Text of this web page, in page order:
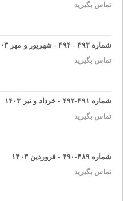
تماس بگیرید
شماره ۴۹۳ - ۴۹۴ - شهریور و مهر ۱۴۰۳
تماس بگیرید
شماره ۴۹۱-۴۹۲ - خرداد و تیر ۱۴۰۳
تماس بگیرید
شماره ۴۸۹-۴۹۰ - فروردین ۱۴۰۳
تماس بگیرید